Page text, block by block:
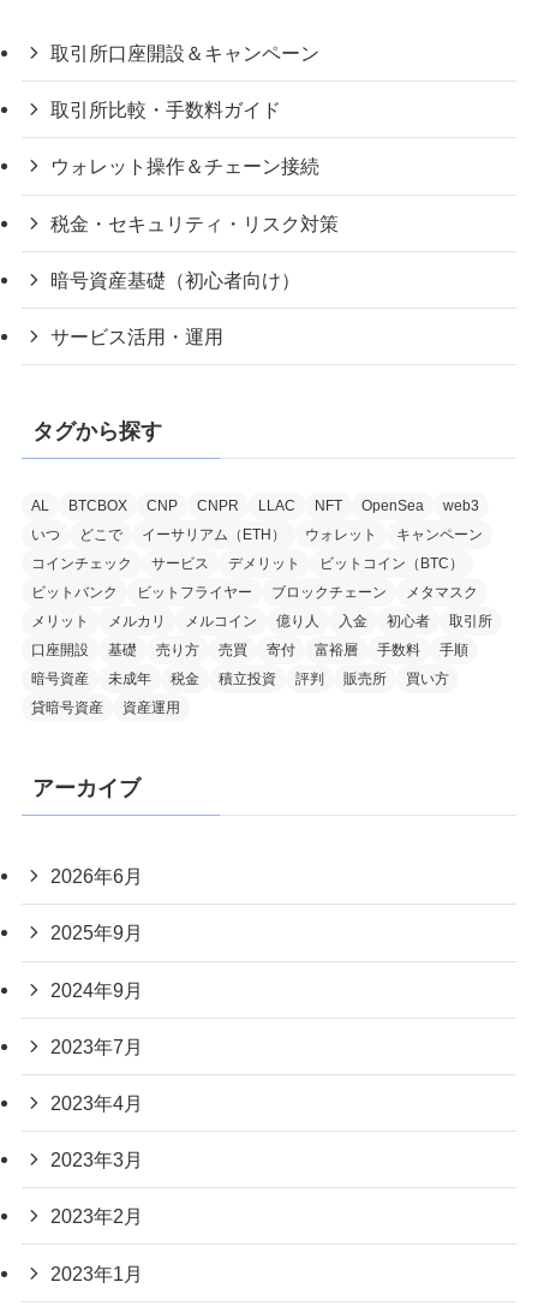
取引所口座開設＆キャンペーン
取引所比較・手数料ガイド
ウォレット操作＆チェーン接続
税金・セキュリティ・リスク対策
暗号資産基礎（初心者向け）
サービス活用・運用
タグから探す
AL BTCBOX CNP CNPR LLAC NFT OpenSea
web3
いつ
どこで イーサリアム（ETH） ウォレット
キャンペーン
コインチェック
サービス デメリット
ビットコイン（BTC）
ビットバンク
ビットフライヤー ブロックチェーン
メタマスク
メリット
メルカリ メルコイン 億り人 入金 初心者
取引所
口座開設
基礎 売り方 売買 寄付 富裕層 手数料
手順
暗号資産
未成年 税金 積立投資 評判 販売所
買い方
貸暗号資産
資産運用
アーカイブ
2026年6月
2025年9月
2024年9月
2023年7月
2023年4月
2023年3月
2023年2月
2023年1月